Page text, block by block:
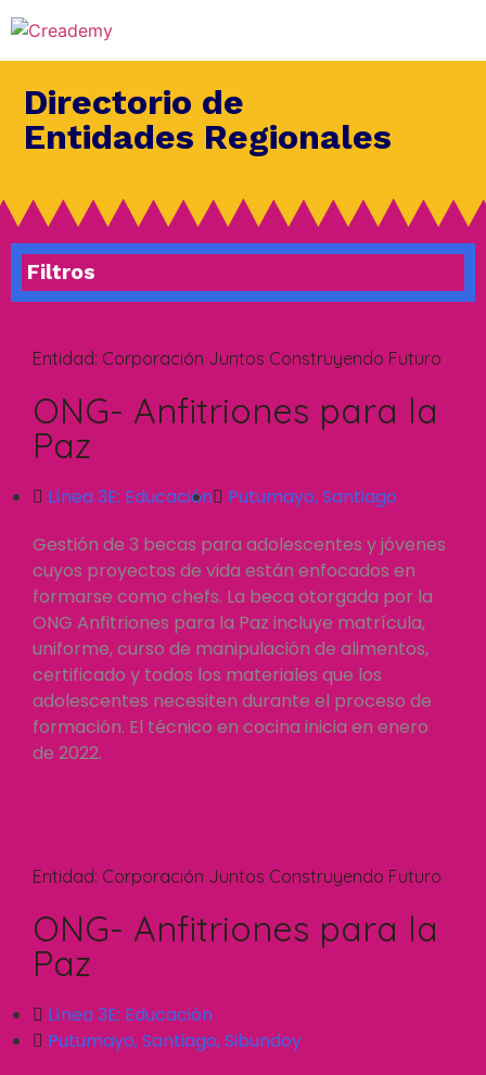
Directorio de
Entidades Regionales
Filtros
Entidad: Corporación Juntos Construyendo Futuro
ONG- Anfitriones para la
Paz
Línea 3E: Educación Putumayo,Santiago
Gestión de 3 becas para adolescentes y jóvenes
cuyos proyectos de vida están enfocados en
formarse como chefs. La beca otorgada por la
ONG Anfitriones para la Paz incluye matrícula,
uniforme, curso de manipulación de alimentos,
certificado y todos los materiales que los
adolescentes necesiten durante el proceso de
formación. El técnico en cocina inicia en enero
de 2022.
Entidad: Corporación Juntos Construyendo Futuro
ONG- Anfitriones para la
Paz
Línea 3E: Educación
Putumayo,Santiago,Sibundoy